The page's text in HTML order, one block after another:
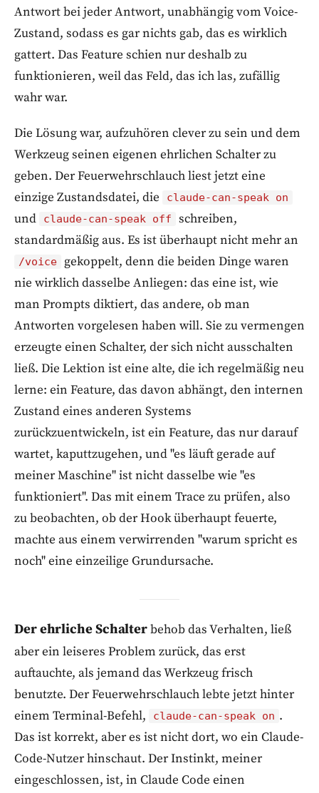
Antwort bei jeder Antwort, unabhängig vom Voice-
Zustand, sodass es gar nichts gab, das es wirklich
gattert. Das Feature schien nur deshalb zu
funktionieren, weil das Feld, das ich las, zufällig
wahr war.
Die Lösung war, aufzuhören clever zu sein und dem
Werkzeug seinen eigenen ehrlichen Schalter zu
geben. Der Feuerwehrschlauch liest jetzt eine
einzige Zustandsdatei, die
claude-can-speak on
und claude-can-speak off
schreiben,
standardmäßig aus. Es ist überhaupt nicht mehr an
/voice
gekoppelt, denn die beiden Dinge waren
nie wirklich dasselbe Anliegen: das eine ist, wie
man Prompts diktiert, das andere, ob man
Antworten vorgelesen haben will. Sie zu vermengen
erzeugte einen Schalter, der sich nicht ausschalten
ließ. Die Lektion ist eine alte, die ich regelmäßig neu
lerne: ein Feature, das davon abhängt, den internen
Zustand eines anderen Systems
zurückzuentwickeln, ist ein Feature, das nur darauf
wartet, kaputtzugehen, und "es läuft gerade auf
meiner Maschine" ist nicht dasselbe wie "es
funktioniert". Das mit einem Trace zu prüfen, also
zu beobachten, ob der Hook überhaupt feuerte,
machte aus einem verwirrenden "warum spricht es
noch" eine einzeilige Grundursache.
Der ehrliche Schalterbehob das Verhalten, ließ
aber ein leiseres Problem zurück, das erst
auftauchte, als jemand das Werkzeug frisch
benutzte. Der Feuerwehrschlauch lebte jetzt hinter
einem Terminal-Befehl,
claude-can-speak on .
Das ist korrekt, aber es ist nicht dort, wo ein Claude-
Code-Nutzer hinschaut. Der Instinkt, meiner
eingeschlossen, ist, in Claude Code einen